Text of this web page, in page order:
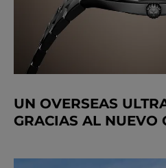
UN OVERSEAS
GRACIAS AL NUEVO